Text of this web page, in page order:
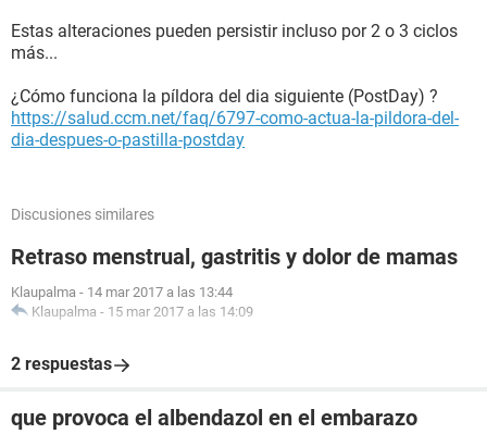
Estas alteraciones pueden persistir incluso por 2 o 3 ciclos
más...
¿Cómo funciona la píldora del dia siguiente (PostDay) ?
https://salud.ccm.net/faq/6797-como-actua-la-pildora-del-
dia-despues-o-pastilla-postday
Discusiones similares
Retraso menstrual, gastritis y dolor de mamas
Klaupalma - 14 mar 2017 a las 13:44
Klaupalma - 15 mar 2017 a las 14:09
2 respuestas
que provoca el albendazol en el embarazo